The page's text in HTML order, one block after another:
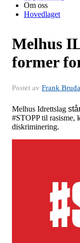
Om oss
Hovedlaget
Melhus
former
Postet av Frank
Melhus Idrettslag
#STOPP til rasisme,
diskriminering.